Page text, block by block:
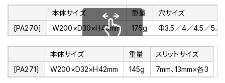
本体サイズ 重量
穴サイズ
[PA270]
W200×D30×H43mm 175g Φ3.5／4／4.5／5／
本体サイズ 重量
スリットサイズ
[PA271]
W200×D32×H42mm 145g 7mm、13mm×各3